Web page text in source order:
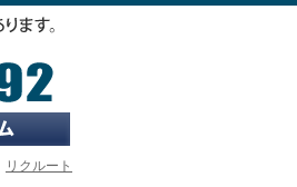
リクルート